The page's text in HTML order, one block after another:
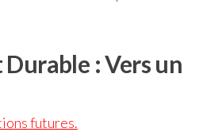
: Vers un
futures.